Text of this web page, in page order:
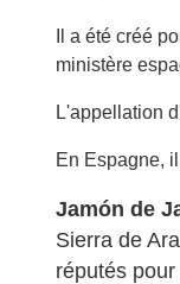
Il a été créé
ministère
L'appellation
En Espagne,
Jamón de
Sierra de
réputés